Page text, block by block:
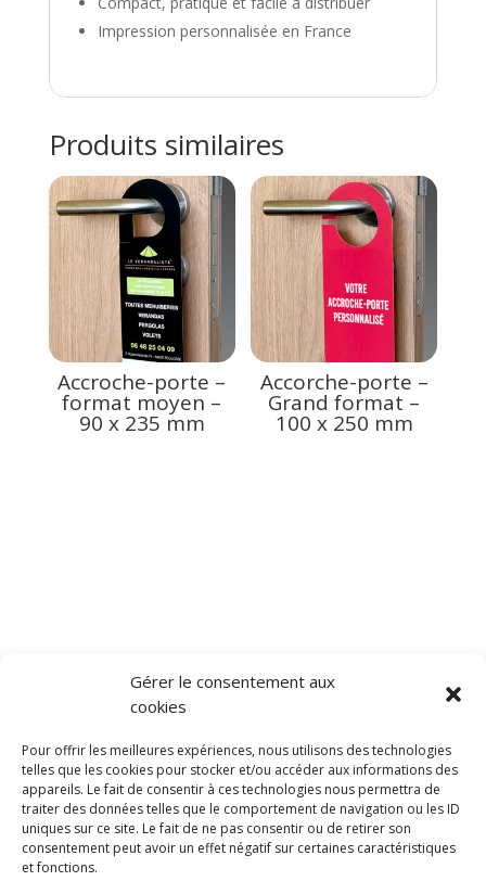
Gérer le consentement aux
cookies
Pour offrir les meilleures expériences, nous utilisons des technologies
telles que les cookies pour stocker et/ou accéder aux informations des
appareils. Le fait de consentir à ces technologies nous permettra de
traiter des données telles que le comportement de navigation ou les ID
uniques sur ce site. Le fait de ne pas consentir ou de retirer son
consentement peut avoir un effet négatif sur certaines caractéristiques
et fonctions.
Impression personnalisée en France
Produits similaires
Accroche-porte –
format moyen –
90 x 235 mm
Accorche-porte –
Grand format –
100 x 250 mm